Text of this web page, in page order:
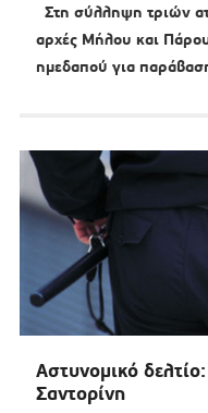
Στη σύλληψη τριών
αρχές Μήλου και
ημεδαπού για
Αστυνομικό
Σαντορίνη